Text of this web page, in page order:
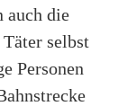
auch die
selbst
Personen